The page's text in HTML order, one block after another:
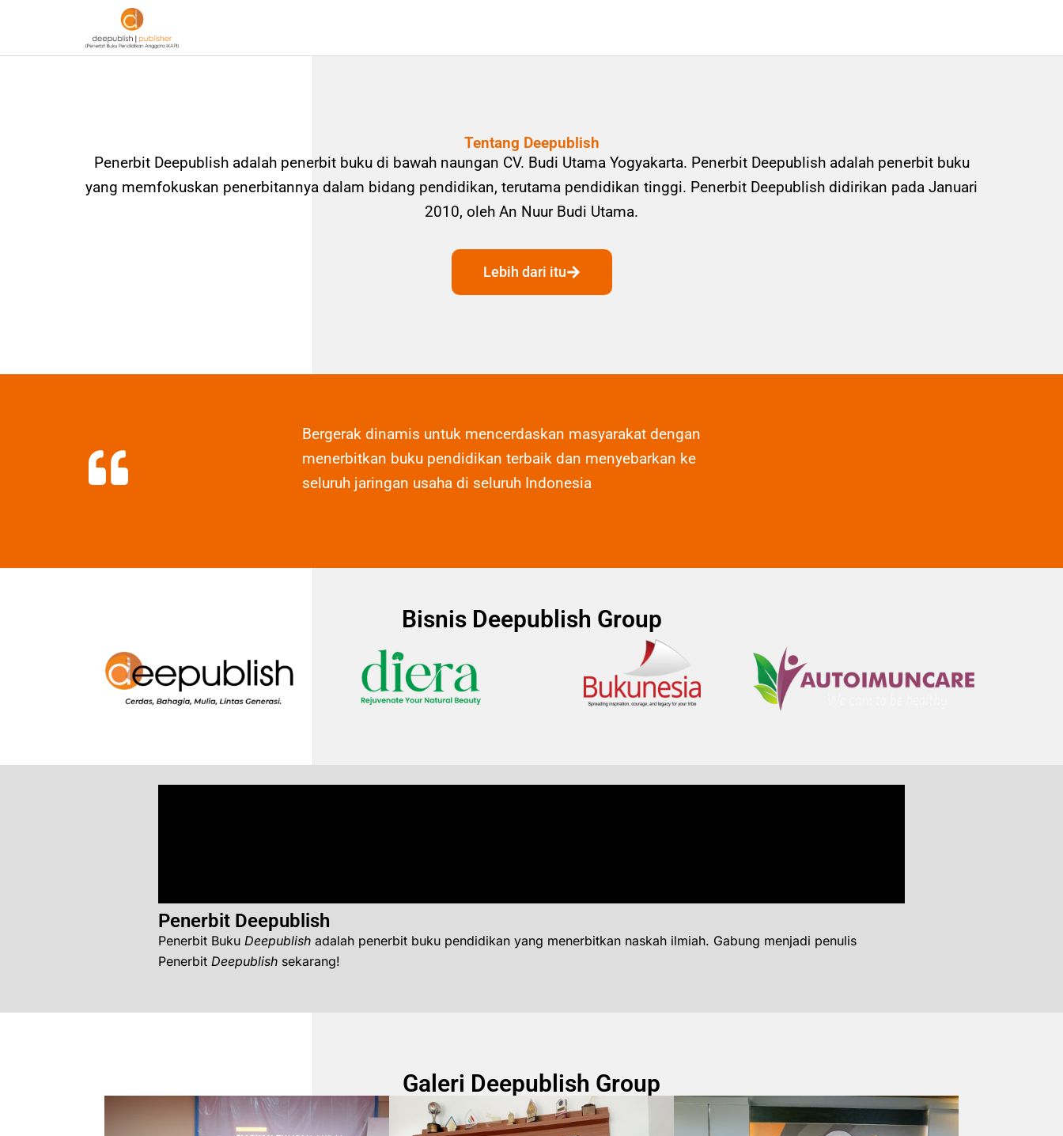
Tentang Deepublish
Penerbit Deepublish adalah penerbit buku di bawah naungan CV. Budi Utama Yogyakarta. Penerbit Deepublish adalah penerbit buku
yang memfokuskan penerbitannya dalam bidang pendidikan, terutama pendidikan tinggi. Penerbit Deepublish didirikan pada Januari
2010, oleh An Nuur Budi Utama.
Lebih dari itu
Bergerak dinamis untuk mencerdaskan masyarakat dengan
menerbitkan buku pendidikan terbaik dan menyebarkan ke
seluruh jaringan usaha di seluruh Indonesia
Bisnis Deepublish Group
Penerbit Deepublish
Penerbit Buku Deepublish adalah penerbit buku pendidikan yang menerbitkan naskah ilmiah. Gabung menjadi penulis
Penerbit Deepublish sekarang!
Galeri Deepublish Group